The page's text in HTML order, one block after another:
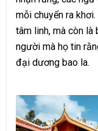
mỗi chuyến ra
tâm linh, mà còn
người mà họ tin
đại dương bao la.